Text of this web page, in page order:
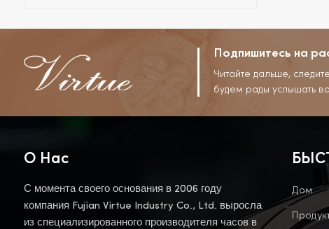
Подпишитесь на
Читайте дальше,
будем рады услышать
О Нас
С момента своего основания в 2006 году
компания Fujian Virtue Industry Co., Ltd. выросла
из специализированного производителя часов в
Дом